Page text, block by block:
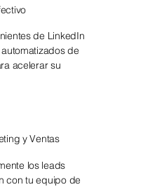
de LinkedIn
de
acelerar su
y Ventas
los leads
con tu equipo de